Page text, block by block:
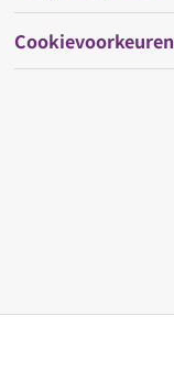
Cookievoorkeuren